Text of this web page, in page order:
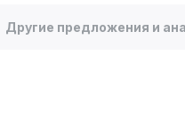
Другие предложения и